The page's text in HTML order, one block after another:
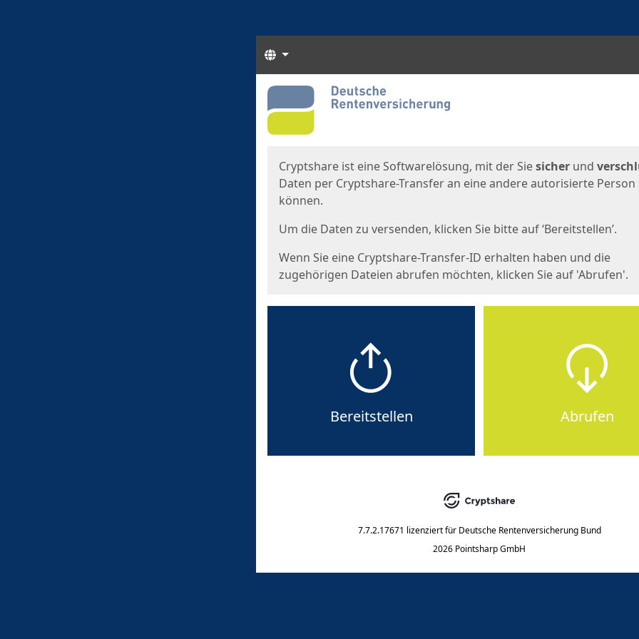
Sprachen
Start
Cryptshare ist eine Softwarelösung, mit der Siesicher und
Daten per Cryptshare-Transfer an eine andere autorisierte Person
können.
Um die Daten zu versenden, klicken Sie bitte auf ‘Bereitstellen’.
Wenn Sie eine Cryptshare-Transfer-ID erhalten haben und die
zugehörigen Dateien abrufen möchten, klicken Sie auf 'Abrufen'.
Bereitstellen Abrufen
7.7.2.17671 lizenziert für Deutsche Rentenversicherung Bund
2026 Pointsharp GmbH